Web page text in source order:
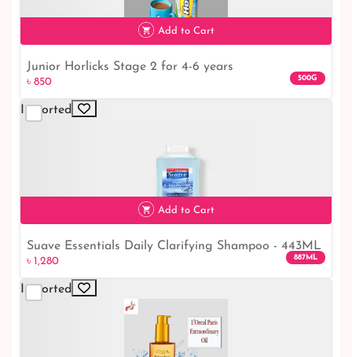
৳ 3,300
৳ 850
Add to Cart
Junior Horlicks Stage 2 for 4-6 years
৳ 850 500G
Imported
৳ 1,280
Add to Cart
Suave Essentials Daily Clarifying Shampoo - 443ML
৳ 1,280 887ML
Imported